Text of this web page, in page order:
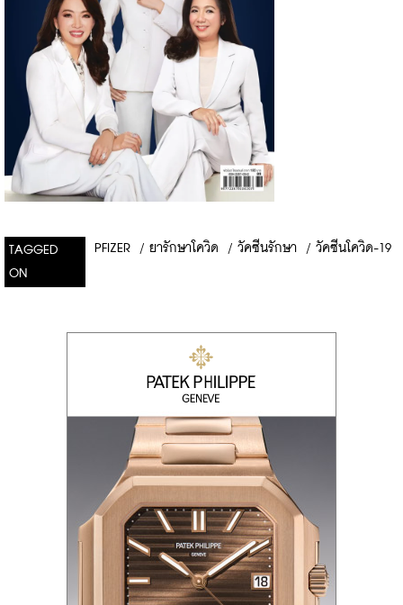
TAGGED
ON
PFIZER / ยารักษาโควิด / วัคซีนรักษา / วัคซีนโควิด-19